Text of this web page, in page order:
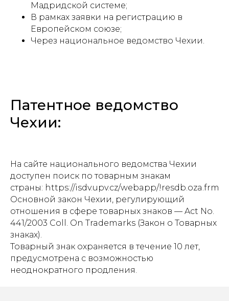
Мадридской системе;
В рамках заявки на регистрацию в
Европейском союзе;
Через национальное ведомство Чехии.
Патентное ведомство
Чехии:
На сайте национального ведомства Чехии
доступен поиск по товарным знакам
страны: https://isdv.upv.cz/webapp/!resdb.oza.frm
Основной закон Чехии, регулирующий
отношения в сфере товарных знаков — Act No.
441/2003 Coll. On Trademarks (Закон о Товарных
знаках).
Товарный знак охраняется в течение 10 лет,
предусмотрена с возможностью
неоднократного продления.